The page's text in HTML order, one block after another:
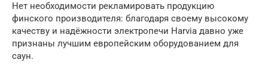
Нет необходимости рекламировать продукцию
финского производителя: благодаря своему высокому
качеству и надёжности электропечи Harvia давно уже
признаны лучшим европейским оборудованием для
саун.